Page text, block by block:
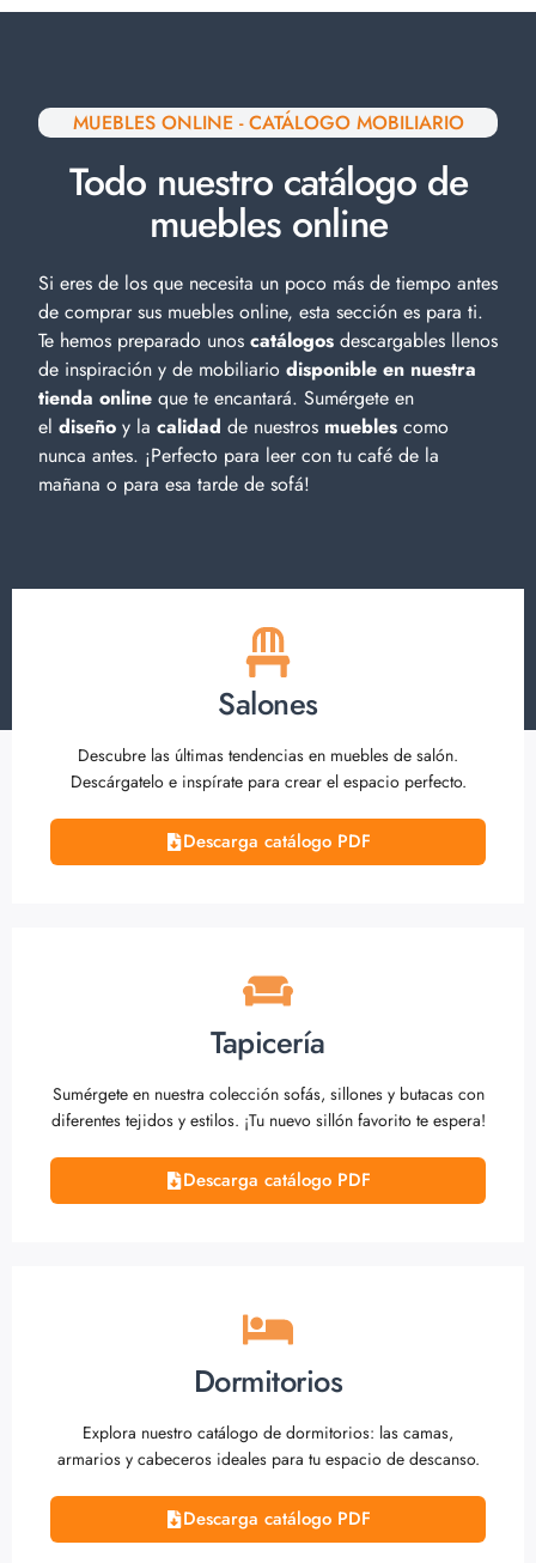
MUEBLES ONLINE - CATÁLOGO MOBILIARIO
Todo nuestro catálogo de
muebles online
Si eres de los que necesita un poco más de tiempo antes
de comprar sus muebles online, esta sección es para ti.
Te hemos preparado unos catálogos descargables llenos
de inspiración y de mobiliario disponible en nuestra
tienda online que te encantará. Sumérgete en
el diseño y la calidad de nuestros muebles como
nunca antes. ¡Perfecto para leer con tu café de la
mañana o para esa tarde de sofá!
Salones
Descubre las últimas tendencias en muebles de salón.
Descárgatelo e inspírate para crear el espacio perfecto.
Descarga catálogo PDF
Tapicería
Sumérgete en nuestra colección sofás, sillones y butacas con
diferentes tejidos y estilos. ¡Tu nuevo sillón favorito te espera!
Descarga catálogo PDF
Dormitorios
Explora nuestro catálogo de dormitorios: las camas,
armarios y cabeceros ideales para tu espacio de descanso.
Descarga catálogo PDF